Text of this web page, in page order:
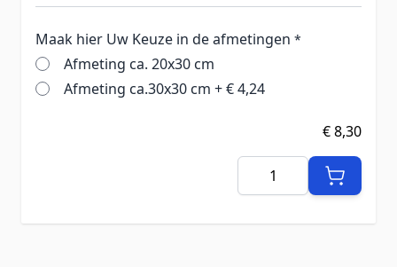
Maak hier Uw Keuze in de afmetingen *
Afmeting ca. 20x30 cm
Afmeting ca.30x30 cm +€ 4,24
€ 8,30
Aantal